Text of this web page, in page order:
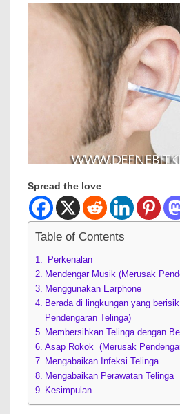
Spread the love
Table of Contents
Perkenalan
Mendengar Musik (Merusak
Menggunakan Earphone
Berada di lingkungan yang
Pendengaran Telinga)
Membersihkan Telinga dengan
Asap Rokok (Merusak
Mengabaikan Infeksi Telinga
Mengabaikan Perawatan Telinga
Kesimpulan